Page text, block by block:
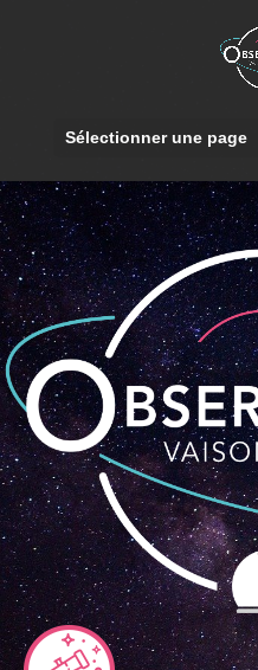
Sélectionner une page